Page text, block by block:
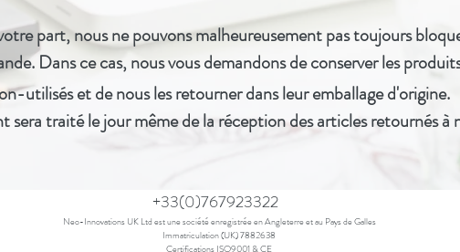
part, nous ne pouvons malheureusement pas toujours
Dans ce cas, nous vous demandons de conserver les
utiliséset de nous les retourner dans leur emballage d'origine.
sera traité le jour même de la réception des articles retournés
+33(0)767923322
Neo-Innovations UK Ltd est une société enregistrée en Angleterre et au Pays de Galles
Immatriculation (UK) 7882638
Certifications ISO9001 & CE